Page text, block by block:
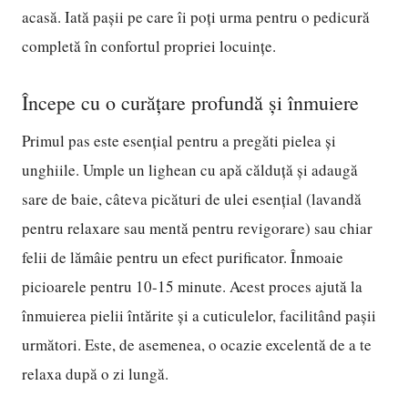
acasă. Iată pașii pe care îi poți urma pentru o pedicură
completă în confortul propriei locuințe.
Începe cu o curățare profundă și înmuiere
Primul pas este esențial pentru a pregăti pielea și
unghiile. Umple un lighean cu apă călduță și adaugă
sare de baie, câteva picături de ulei esențial (lavandă
pentru relaxare sau mentă pentru revigorare) sau chiar
felii de lămâie pentru un efect purificator. Înmoaie
picioarele pentru 10-15 minute. Acest proces ajută la
înmuierea pielii întărite și a cuticulelor, facilitând pașii
următori. Este, de asemenea, o ocazie excelentă de a te
relaxa după o zi lungă.